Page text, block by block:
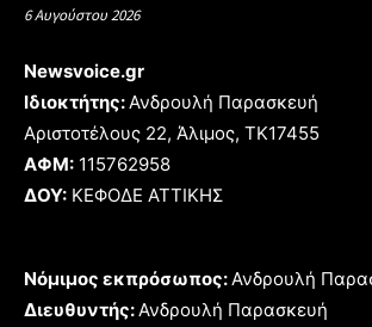
6 Αυγούστου 2026
Newsvoice.gr
Ιδιοκτήτης:Ανδρουλή Παρασκευή
Αριστοτέλους 22, Άλιμος, TK17455
ΑΦΜ: 115762958
ΔΟΥ: ΚΕΦΟΔΕ ΑΤΤΙΚΗΣ
Νόμιμος εκπρόσωπος:Ανδρουλή
Διευθυντής:Ανδρουλή Παρασκευή